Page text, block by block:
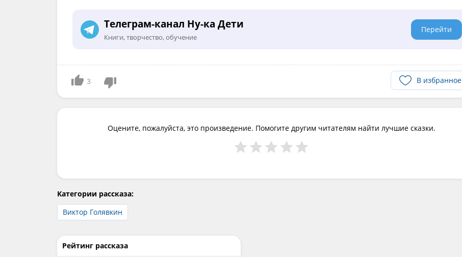
Телеграм-канал Ну-ка Дети
Книги, творчество, обучение
Перейти
3 В избранное
Оцените, пожалуйста, это произведение. Помогите другим читателям найти лучшие сказки.
Категории рассказа:
Виктор Голявкин
Рейтинг рассказа